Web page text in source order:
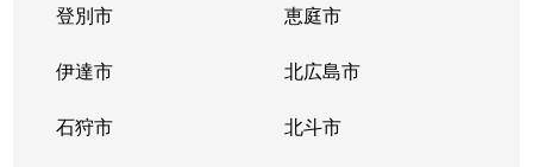
大谷地東
1,900万円
大谷地
大谷地東
1,900万円
大谷地
大谷地東
2,800万円
大谷地
登別市 恵庭市
伊達市 北広島市
石狩市 北斗市